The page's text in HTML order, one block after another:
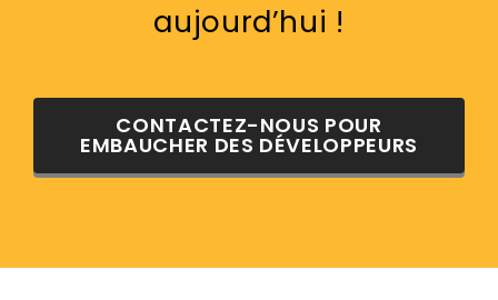
aujourd’hui !
CONTACTEZ-NOUS POUR
EMBAUCHER DES DÉVELOPPEURS